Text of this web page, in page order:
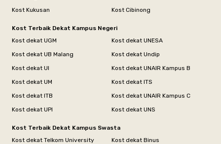
Kost Kukusan
Kost Cibinong
Kost Terbaik Dekat Kampus Negeri
Kost dekat UGM
Kost dekat UNESA
Kost dekat UB Malang
Kost dekat Undip
Kost dekat UI
Kost dekat UNAIR Kampus B
Kost dekat UM
Kost dekat ITS
Kost dekat ITB
Kost dekat UNAIR Kampus C
Kost dekat UPI
Kost dekat UNS
Kost Terbaik Dekat Kampus Swasta
Kost dekat Telkom University
Kost dekat Binus